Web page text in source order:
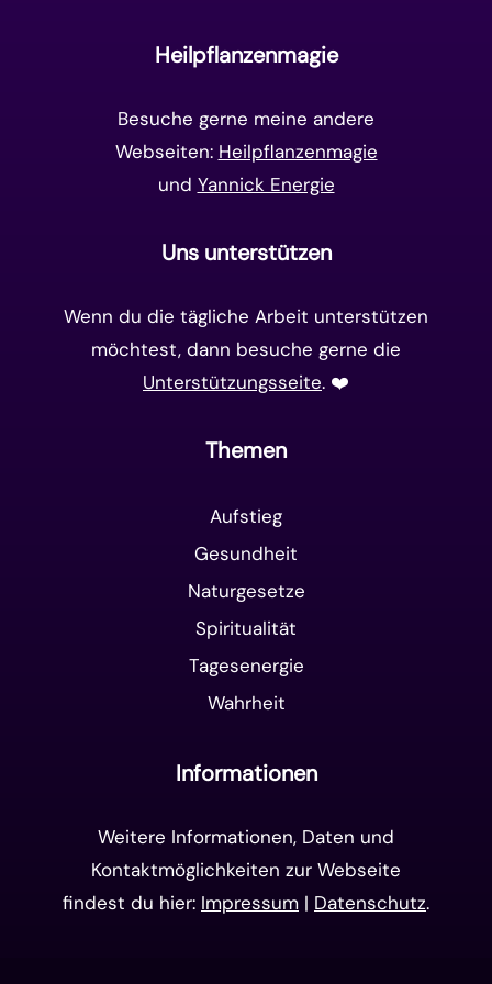
Heilpflanzenmagie
Besuche gerne meine andere
Webseiten: Heilpflanzenmagie
und Yannick Energie
Uns unterstützen
Wenn du die tägliche Arbeit unterstützen
möchtest, dann besuche gerne die
Unterstützungsseite. ❤️️
Themen
Aufstieg
Gesundheit
Naturgesetze
Spiritualität
Tagesenergie
Wahrheit
Informationen
Weitere Informationen, Daten und
Kontaktmöglichkeiten zur Webseite
findest du hier: Impressum | Datenschutz.